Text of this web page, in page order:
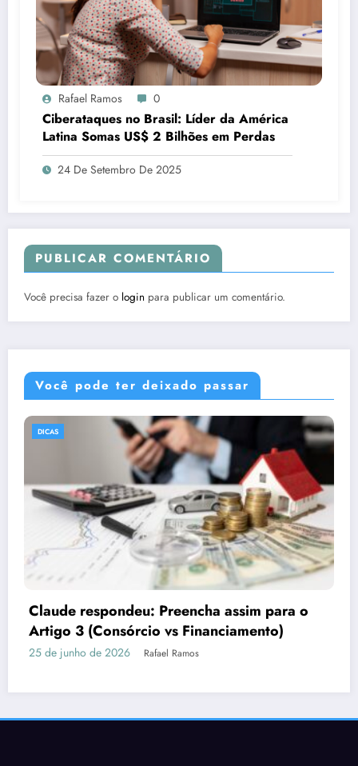
Rafael Ramos 0
Ciberataques no Brasil: Líder da América
Latina Somas US$ 2 Bilhões em Perdas
24 De Setembro De 2025
PUBLICAR COMENTÁRIO
Você precisa fazer o login para publicar um comentário.
Você pode ter deixado passar
DICAS
Por que o marketing precisa de imagens
fortes